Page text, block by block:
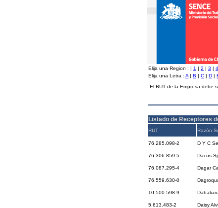
Elija una Region : | 1 | 2 | 3 | 4
Elija una Letra : A | B | C | D |
El RUT de la Empresa debe
Listado de Receptores
RUT Razón
76.285.098-2 D Y C
76.306.859-5 Dacus
76.087.295-4 Dagar
76.559.630-0
10.500.598-9
5.613.483-2 Daisy